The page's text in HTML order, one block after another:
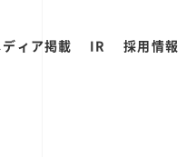
ィア掲載 IR 採用情報